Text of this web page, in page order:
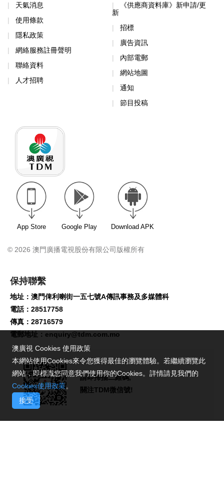
天氣消息
使用條款
隱私政策
網絡服務註冊聲明
聯絡資料
人才招聘
《供應商資料庫》新申請/更
新
招標
廣告資訊
內部電郵
網站地圖
通知
節目投稿
App Store Google Play Download APK
© 2026 澳門廣播電視股份有限公司版權所有
保持聯繫
地址：澳門俾利喇街一五七號A傳訊事務及多媒體科
電話：28517758
傳真：28716579
電郵地址： enquiry@tdm.com.mo
請即掃描二維碼,
關注TDM微信號!
澳廣視 Cookies 使用政策
本網站使用Cookies來令您獲得最佳的瀏覽體驗。若繼續瀏覽此
網站，即標識您同意我們使用你的Cookies。詳情請見我們的
Cookies使用政策。
接受